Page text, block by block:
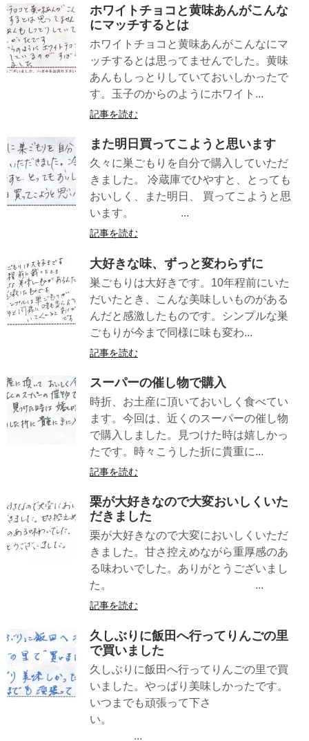
ホワイトチョコと黄味あんがこんな
にマッチするとは
ホワイトチョコと黄味あんがこんなにマ
ッチするとは思ってませんでした。黄味
あんもしっとりしていておいしかったで
す。玉子のからのようにホワイト...
記事を読む
また明日買ってこようと思います
久々に巣ごもりを自分で購入していただ
きました。 冷蔵庫でひやすと、とっても
おいしく、また明日、 買ってこようと思
います。 ...
記事を読む
大好きな味、ずっと変わらずに
巣ごもりは大好きです。10年程前にいた
だいたとき、こんな美味しいものがある
んだと感激したものです。シンプルな巣
ごもりが今まで同様に味も変わ...
記事を読む
スーパーの催し物で購入
時折、お土産に頂いておいしく食べてい
ます。今回は、近くのスーパーの催し物
で購入しました。見つけた時は嬉しかっ
たです。時々こうした折に貴重に...
記事を読む
栗が大好きなので大変おいしくいた
だきました
栗が大好きなので大変においしくいただ
きました。甘さ控えめながら重厚感のあ
る味わいでした。ありがとうございまし
た。 ...
記事を読む
久しぶりに飯田へ行ってりんごの里
で買いました
久しぶりに飯田へ行ってりんごの里で買
いました。やっぱり美味しかったです。
いつまでも頑張って下さ
い。
...